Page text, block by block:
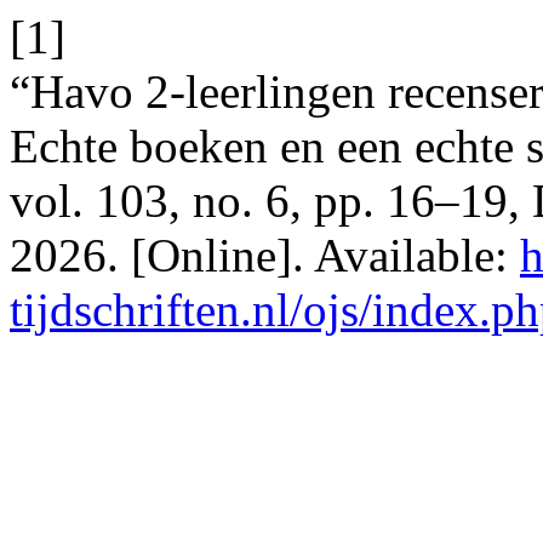
[1]
“Havo 2-leerlingen
Echte boeken en een
vol. 103, no. 6, pp. 16–19,
2026. [Online]. Available:
tijdschriften.nl/ojs/